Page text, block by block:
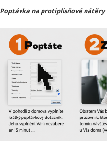
Poptávka na protiplísňové nátěry